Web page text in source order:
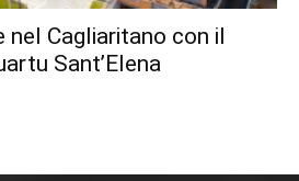
nel Cagliaritano con il
Sant’Elena